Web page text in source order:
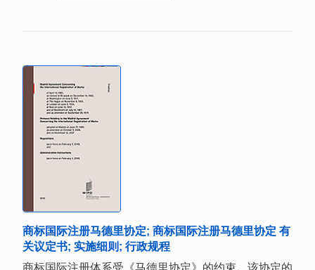
商标国际注册马德里协定; 商标国际注册马德里协定 有
关议定书; 实施细则; 行政规程
商标国际注册体系受《马德里协定》的约束。该协定的